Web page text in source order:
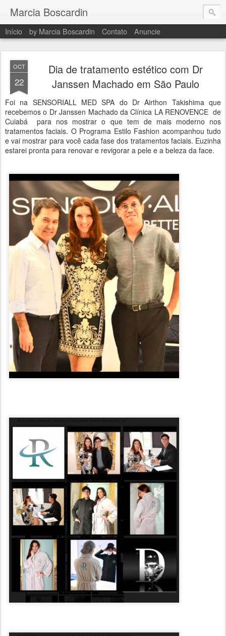
Marcia Boscardin
Início by Marcia Boscardin Contato Anuncie
OCT
22
Dia de tratamento estético com Dr
Janssen Machado em São Paulo
Foi na SENSORIALL MED SPA do Dr Airthon Takishima que
recebemos o Dr Janssen Machado da Clínica LA RENOVENCE de
Cuiabá para nos mostrar o que tem de mais moderno nos
tratamentos faciais. O Programa Estilo Fashion acompanhou tudo
e vai mostrar para você cada fase dos tratamentos faciais. Euzinha
estarei pronta para renovar e revigorar a pele e a beleza da face.